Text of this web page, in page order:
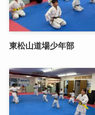
東松山道場少年部